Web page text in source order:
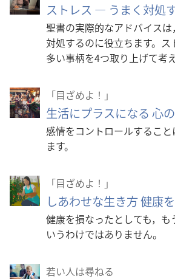
ストレス ― うまく対処
聖書の実際的なアドバイスは
対処するのに役立ちます。
多い事柄を4つ取り上げて考え
「目ざめよ！」
生活にプラスになる 心
感情をコントロールするこ
ます。
「目ざめよ！」
しあわせな生き方 健康
健康を損なったとしても，も
いうわけではありません。
若い人は尋ねる